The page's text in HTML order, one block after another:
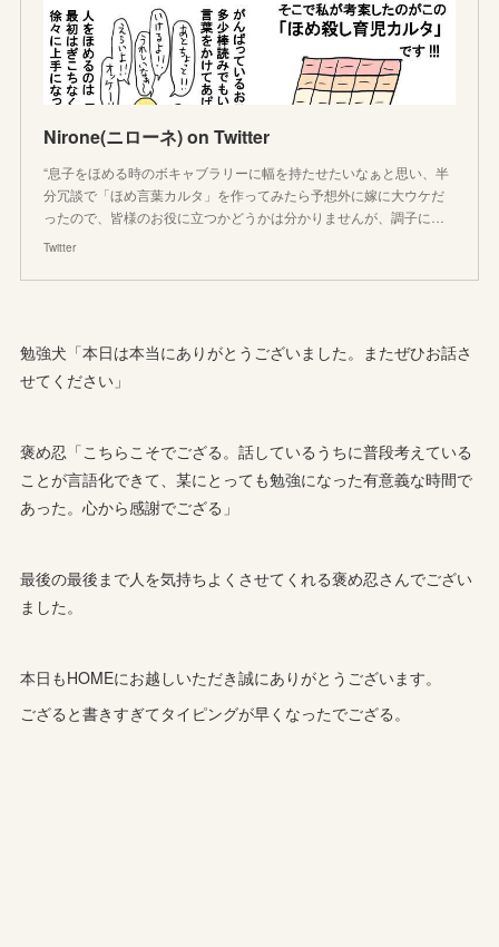
Nirone(ニローネ) on Twitter
“息子をほめる時のボキャブラリーに幅を持たせたいなぁと思い、半
分冗談で「ほめ言葉カルタ」を作ってみたら予想外に嫁に大ウケだ
ったので、皆様のお役に立つかどうかは分かりませんが、調子に…
Twitter
勉強犬「本日は本当にありがとうございました。またぜひお話さ
せてください」
褒め忍「こちらこそでござる。話しているうちに普段考えている
ことが言語化できて、某にとっても勉強になった有意義な時間で
あった。心から感謝でござる」
最後の最後まで人を気持ちよくさせてくれる褒め忍さんでござい
ました。
本日もHOMEにお越しいただき誠にありがとうございます。
ござると書きすぎてタイピングが早くなったでござる。